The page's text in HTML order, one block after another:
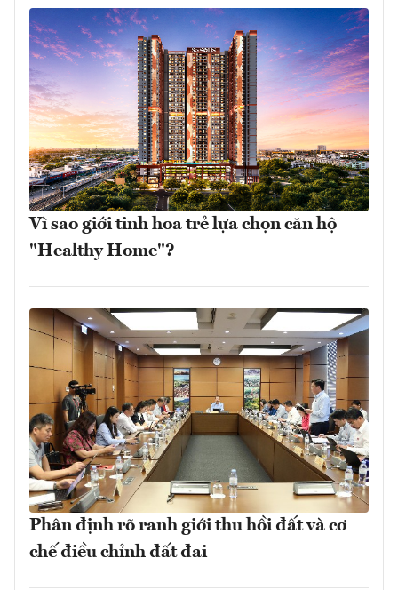
Vì sao giới tinh hoa trẻ lựa chọn căn hộ
"Healthy Home"?
Phân định rõ ranh giới thu hồi đất và cơ
chế điều chỉnh đất đai